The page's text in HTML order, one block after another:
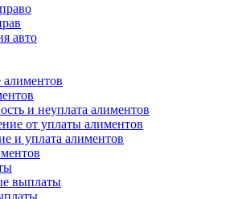
авто
и неуплата алиментов
от уплаты алиментов
и уплата алиментов
выплаты